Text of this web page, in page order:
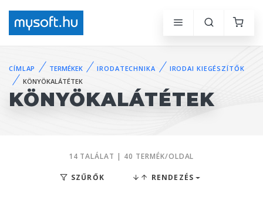
CÍMLAP TERMÉKEK IRODATECHNIKA
IRODAI KIEGÉSZÍTŐK
KÖNYÖKALÁTÉTEK
KÖNYÖKALÁTÉTEK
14 TALÁLAT | 40 TERMÉK/OLDAL
SZŰRŐK RENDEZÉS